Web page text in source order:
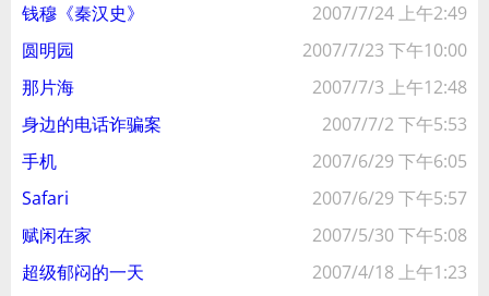
钱穆《秦汉史》
2007/7/24 上午2:49
圆明园
2007/7/23 下午10:00
那片海
2007/7/3 上午12:48
身边的电话诈骗案
2007/7/2 下午5:53
手机
2007/6/29 下午6:05
Safari
2007/6/29 下午5:57
赋闲在家
2007/5/30 下午5:08
超级郁闷的一天
2007/4/18 上午1:23